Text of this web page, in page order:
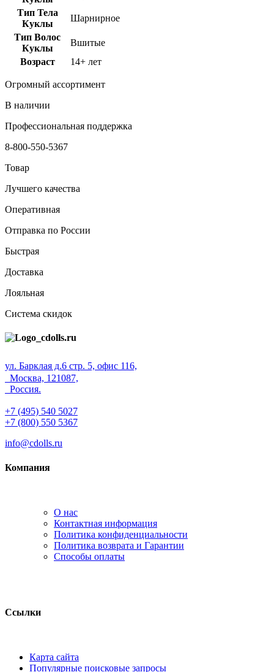
Тип Тела
Куклы
Шарнирное
Тип Волос
Куклы
Вшитые
Возраст
14+ лет
Огромный ассортимент
В наличии
Профессиональная поддержка
8-800-550-5367
Товар
Лучшего качества
Оперативная
Отправка по России
Быстрая
Доставка
Лояльная
Система скидок
ул. Барклая д.6 стр. 5, офис 116,
Москва, 121087,
Россия.
+7 (495) 540 5027
+7 (800) 550 5367
info@cdolls.ru
Компания
О нас
Контактная информация
Политика конфиденциальности
Политика возврата и Гарантии
Способы оплаты
Ссылки
Карта сайта
Популярные поисковые запросы